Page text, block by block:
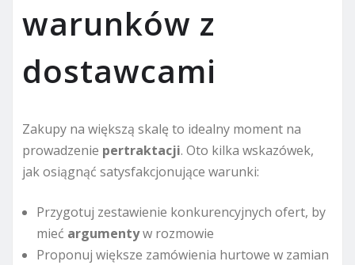
warunków z
dostawcami
Zakupy na większą skalę to idealny moment na
prowadzenie pertraktacji. Oto kilka wskazówek,
jak osiągnąć satysfakcjonujące warunki:
Przygotuj zestawienie konkurencyjnych ofert, by
mieć argumentyw rozmowie
Proponuj większe zamówienia hurtowe w zamian